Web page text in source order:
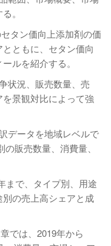
。
タン価向上添加剤の価
ともに、セタン価向
ルを紹介する。
状況、販売数量、売
景観対比によって強
データを地域レベルで
販売数量、消費量、
まで、タイプ別、用途
の売上高シェアと成
では、2019年から